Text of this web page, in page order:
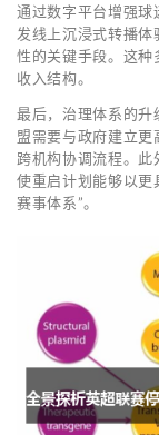
通过数字平台增强球
发线上沉浸式转播
性的关键手段。这种
收入结构。
最后，治理体系的升
盟需要与政府建立
跨机构协调流程。此
使重启计划能够以更
赛事体系”。